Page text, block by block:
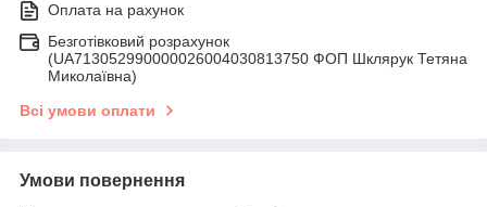
Оплата на рахунок
Безготівковий розрахунок
(UA713052990000026004030813750 ФОП Шклярук Тетяна
Миколаївна)
Всі умови оплати
Умови повернення